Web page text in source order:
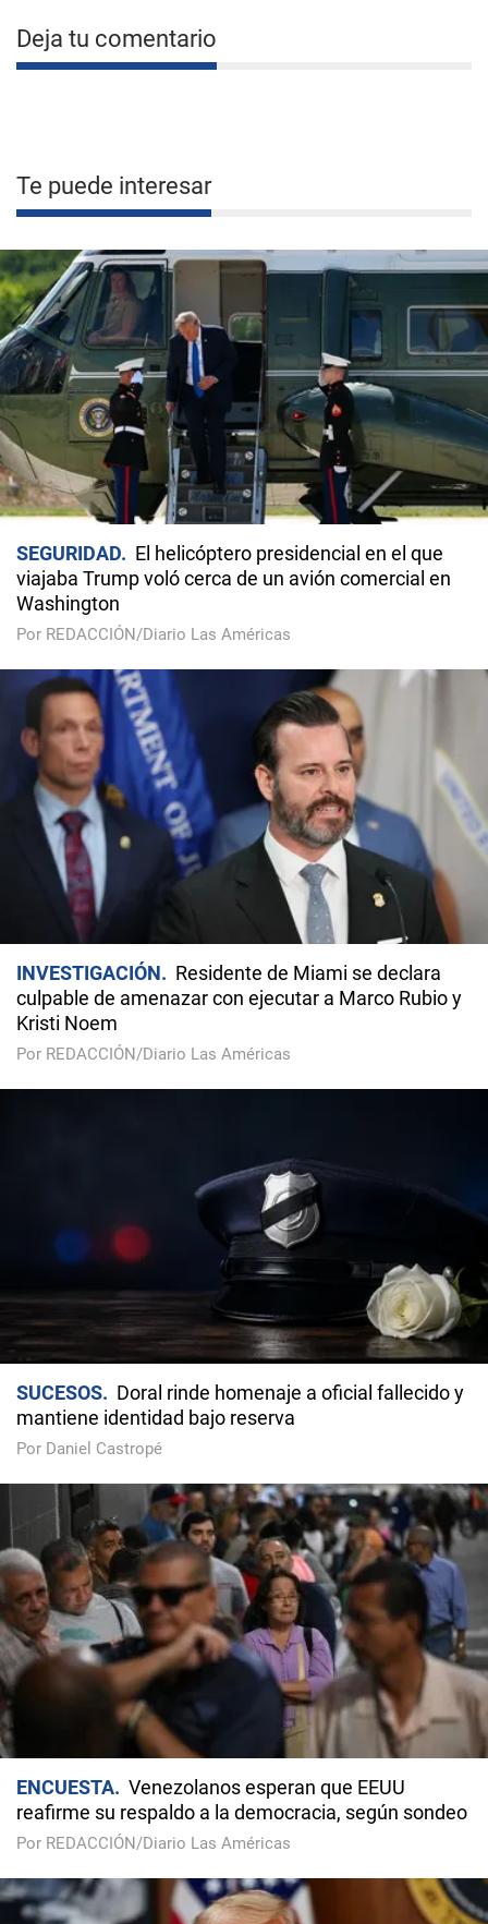
Deja tu comentario
Te puede interesar
SEGURIDAD
El helicóptero presidencial en el que
viajaba Trump voló cerca de un avión comercial en
Washington
Por REDACCIÓN/Diario Las Américas
INVESTIGACIÓN
Residente de Miami se declara
culpable de amenazar con ejecutar a Marco Rubio y
Kristi Noem
Por REDACCIÓN/Diario Las Américas
SUCESOS
Doral rinde homenaje a oficial fallecido y
mantiene identidad bajo reserva
Por Daniel Castropé
ENCUESTA
Venezolanos esperan que EEUU
reafirme su respaldo a la democracia, según sondeo
Por REDACCIÓN/Diario Las Américas